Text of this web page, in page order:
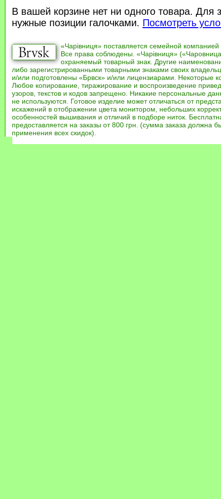
В вашей корзине нет ни одного товара. Для
нужные позиции галочками. Посмотреть
«Чарівниця» поставляется семейной компанией
Все права соблюдены. «Чарівниця»
охраняемый товарный знак. Другие
либо зарегистрированными товарными знаками своих
и/или подготовлены «Брвск» и/или лицензиарами. Некоторые
Любое копирование, тиражирование и воспроизведение
узоров, текстов и кодов запрещено. Никакие персональные
не используются. Готовое изделие может отличаться от
искажений в отображении цвета монитором, небольших
особенностей вышивания и отличий в подборе ниток.
предоставляется на заказы от 800 грн. (сумма заказа должна
применения всех скидок).